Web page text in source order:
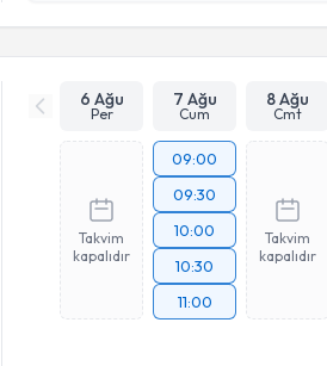
6 Ağu
Per
7 Ağu
Cum
8 Ağu
Cmt
Takvim
kapalıdır
09:00
09:30
10:00
10:30
11:00
Takvim
kapalıdır